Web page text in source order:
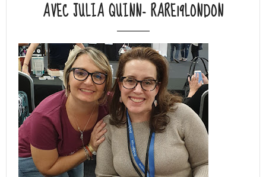
AVEC JULIA QUINN- RARE19LONDON